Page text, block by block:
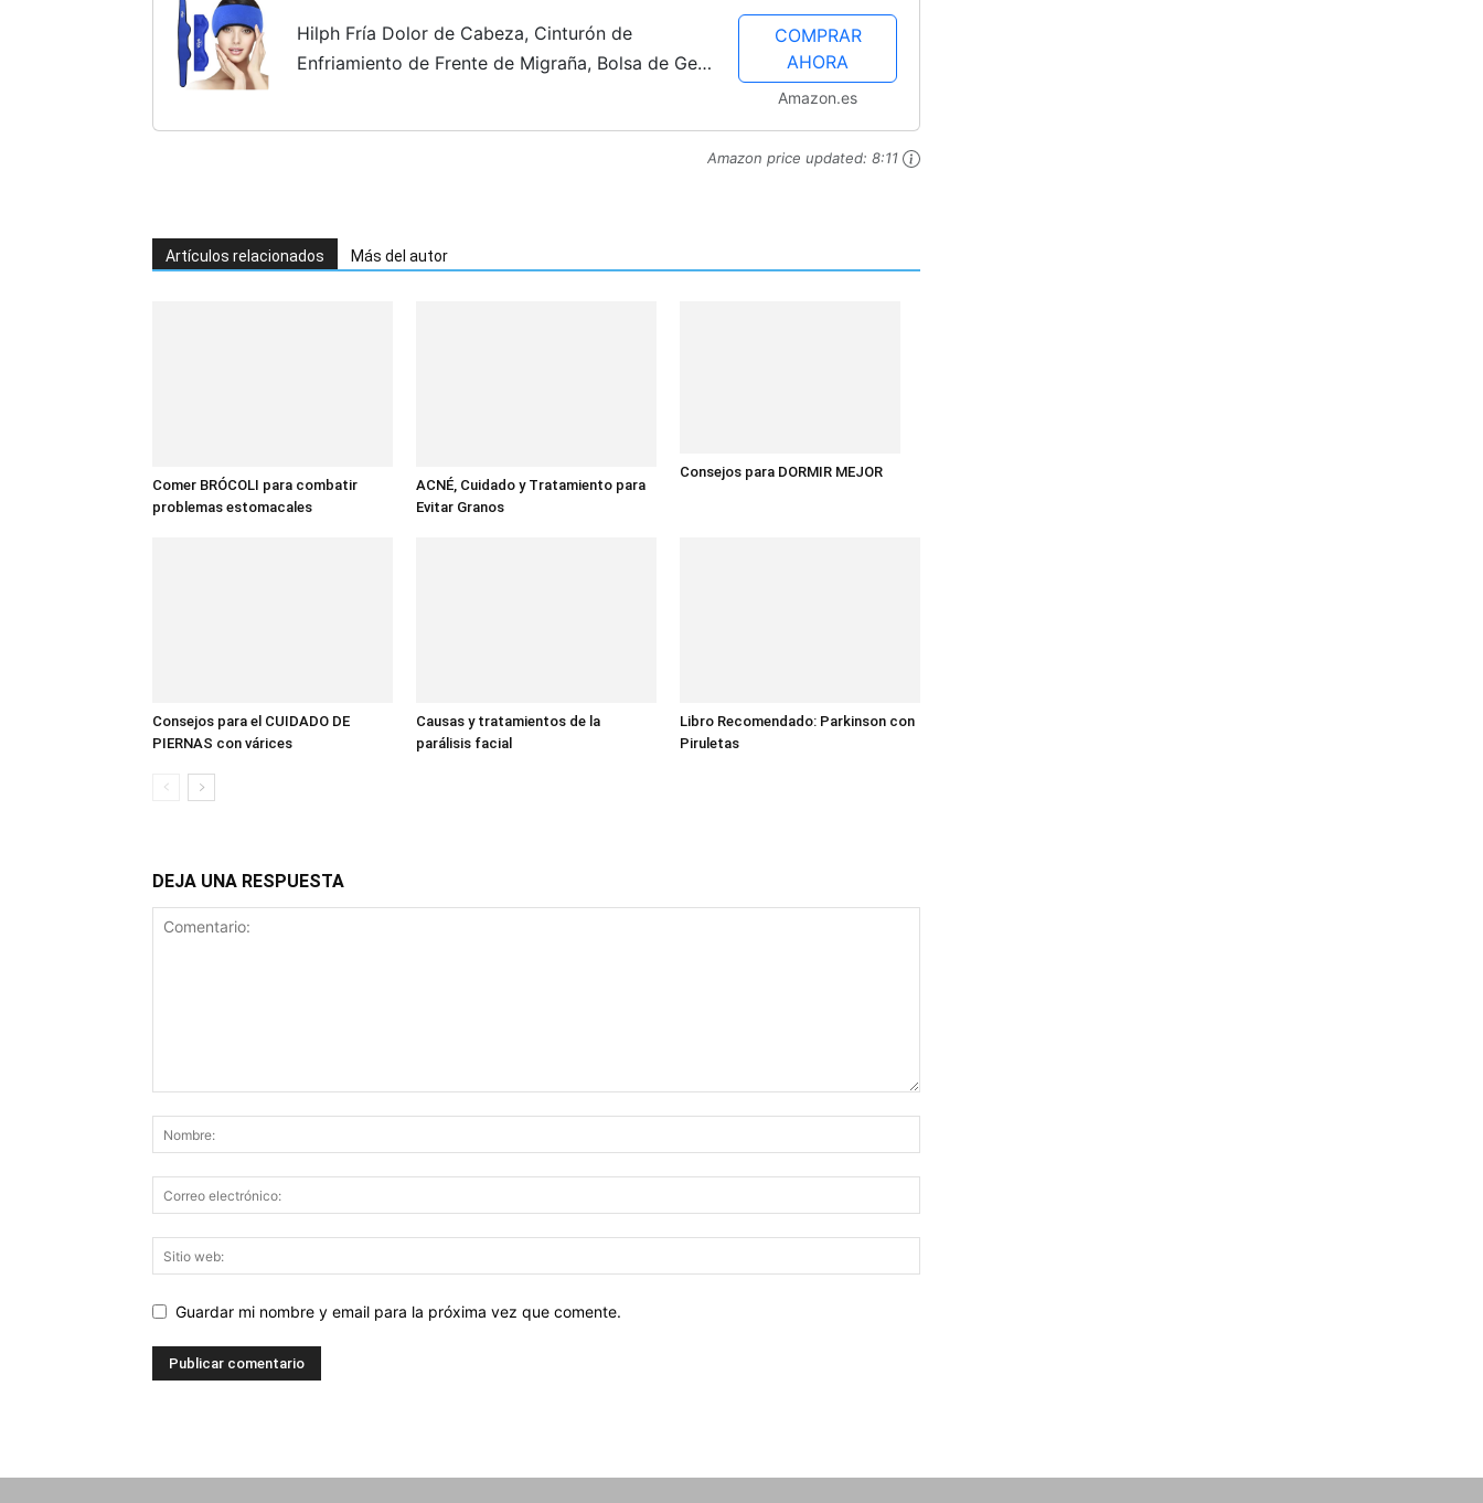
Hilph Fría Dolor de Cabeza, Cinturón de
Enfriamiento de Frente de Migraña, Bolsa de Gel
COMPRAR
AHORA
Amazon.es
Amazon price updated: 8:11
Artículos relacionados Más del autor
Comer BRÓCOLI para combatir
problemas estomacales
ACNÉ, Cuidado y Tratamiento para
Evitar Granos
Consejos para DORMIR MEJOR
Consejos para el CUIDADO DE
PIERNAS con várices
Causas y tratamientos de la
parálisis facial
Libro Recomendado: Parkinson con
Piruletas
DEJA UNA RESPUESTA
Guardar mi nombre y email para la próxima vez que comente.